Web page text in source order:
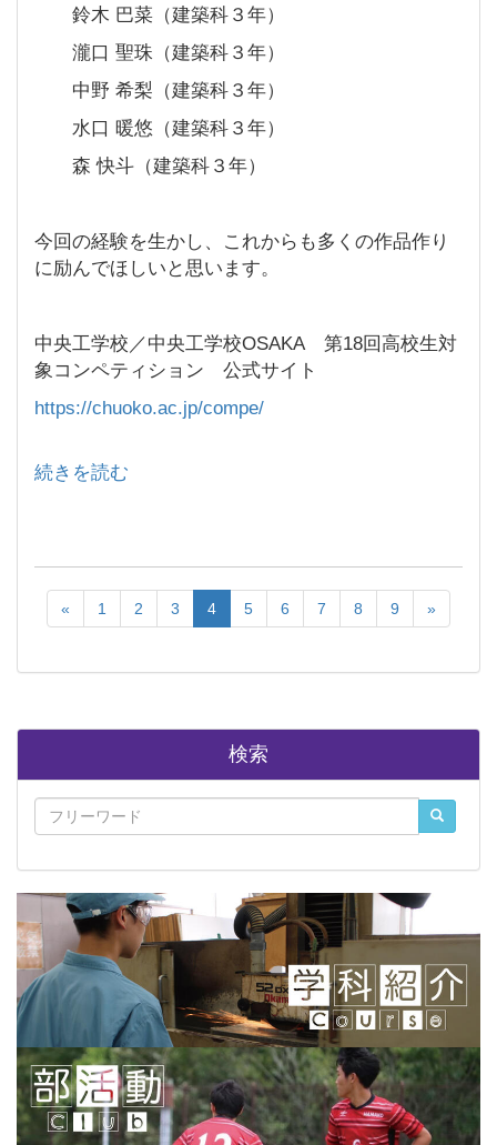
鈴木 巴菜（建築科３年）
瀧口 聖珠（建築科３年）
中野 希梨（建築科３年）
水口 暖悠（建築科３年）
森 快斗（建築科３年）
今回の経験を生かし、これからも多くの作品作り
に励んでほしいと思います。
中央工学校／中央工学校OSAKA 第18回高校生対
象コンペティション 公式サイト
https://chuoko.ac.jp/compe/
続きを読む
« 1 2 3 4 5 6 7 8 9 »
検索